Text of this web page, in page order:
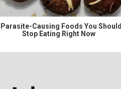
Causing Foods You Should
Stop Eating Right Now